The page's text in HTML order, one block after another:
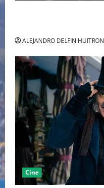
ALEJANDRO DELFIN HUITRON
Cine